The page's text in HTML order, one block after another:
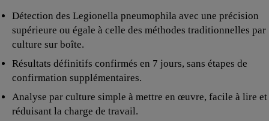
Détection des Legionella pneumophila avec une précision
supérieure ou égale à celle des méthodes traditionnelles par
culture sur boîte.
Résultats définitifs confirmés en 7 jours, sans étapes de
confirmation supplémentaires.
Analyse par culture simple à mettre en œuvre, facile à lire et
réduisant la charge de travail.